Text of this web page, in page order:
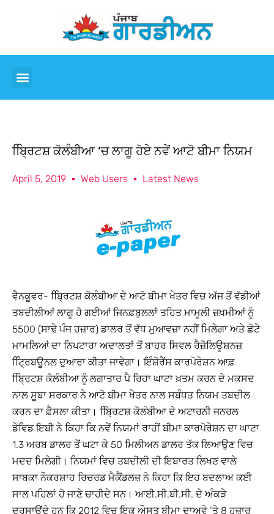
ਬ੍ਰਿਿਟਸ਼ ਕੋਲੰਬੀਆ ‘ਚ ਲਾਗੂ ਹੋਏ ਨਵੇਂ ਆਟੋ ਬੀਮਾ ਨਿਯਮ
April 5, 2019 Web Users Latest News
ਵੈਨਕੂਵਰ- ਬ੍ਰਿਿਟਸ਼ ਕੋਲੰਬੀਆ ਦੇ ਆਟੋ ਬੀਮਾ ਖੇਤਰ ਵਿਚ ਅੱਜ ਤੋਂ ਵੱਡੀਆਂ
ਤਬਦੀਲੀਆਂ ਲਾਗੂ ਹੋ ਗਈਆਂ ਜਿਨਫ਼ਬੁਲਲਾਂ ਤਹਿਤ ਮਾਮੂਲੀ ਜ਼ਖ਼ਮੀਆਂ ਨੂੰ
5500 (ਸਾਢੇ ਪੰਜ ਹਜ਼ਾਰ) ਡਾਲਰ ਤੋਂ ਵੱਧ ਮੁਆਵਜ਼ਾ ਨਹੀਂ ਮਿਲੇਗਾ ਅਤੇ ਛੋਟੇ
ਮਾਮਲਿਆਂ ਦਾ ਨਿਪਟਾਰਾ ਅਦਾਲਤਾਂ ਤੋਂ ਬਾਹਰ ਸਿਵਲ ਰੈਜ਼ੋਲਿਊਸ਼ਨਜ਼
ਟ੍ਰਿਿਬਊਨਲ ਦੁਆਰਾ ਕੀਤਾ ਜਾਵੇਗਾ। ਇੰਸ਼ੋਰੈਂਸ ਕਾਰਪੋਰੇਸ਼ਨ ਆਫ਼
ਬ੍ਰਿਿਟਸ਼ ਕੋਲੰਬੀਆ ਨੂੰ ਲਗਾਤਾਰ ਪੈ ਰਿਹਾ ਘਾਟਾ ਖ਼ਤਮ ਕਰਨ ਦੇ ਮਕਸਦ
ਨਾਲ ਸੂਬਾ ਸਰਕਾਰ ਨੇ ਆਟੋ ਬੀਮਾ ਖੇਤਰ ਨਾਲ ਸਬੰਧਤ ਨਿਯਮ ਤਬਦੀਲ
ਕਰਨ ਦਾ ਫ਼ੈਸਲਾ ਕੀਤਾ। ਬ੍ਰਿਿਟਸ਼ ਕੋਲੰਬੀਆ ਦੇ ਅਟਾਰਨੀ ਜਨਰਲ
ਡੇਵਿਡ ਇਬੀ ਨੇ ਕਿਹਾ ਕਿ ਨਵੇਂ ਨਿਯਮਾਂ ਰਾਹੀਂ ਬੀਮਾ ਕਾਰਪੋਰੇਸ਼ਨ ਦਾ ਘਾਟਾ
1.3 ਅਰਬ ਡਾਲਰ ਤੋਂ ਘਟਾ ਕੇ 50 ਮਿਲੀਅਨ ਡਾਲਰ ਤੱਕ ਲਿਆਉਣ ਵਿਚ
ਮਦਦ ਮਿਲੇਗੀ। ਨਿਯਮਾਂ ਵਿਚ ਤਬਦੀਲੀ ਦੀ ਇਬਾਰਤ ਲਿਖਣ ਵਾਲੇ
ਸਾਬਕਾ ਨੌਕਰਸ਼ਾਹ ਰਿਚਰਡ ਮੈਕੈਂਡਲਜ਼ ਨੇ ਕਿਹਾ ਕਿ ਇਹ ਬਦਲਾਅ ਕਈ
ਸਾਲ ਪਹਿਲਾਂ ਹੋ ਜਾਣੇ ਚਾਹੀਦੇ ਸਨ। ਆਈ.ਸੀ.ਬੀ.ਸੀ. ਦੇ ਅੰਕੜੇ
ਦਰਸਾਉਂਦੇ ਹਨ ਕਿ 2012 ਵਿਚ ਇਕ ਔਸਤ ਬੀਮਾ ਦਾਅਵੇ ‘ਤੇ 8 ਹਜ਼ਾਰ